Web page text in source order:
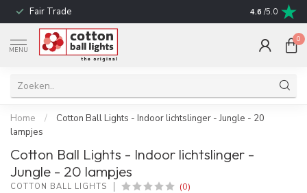
Fair Trade Snelle
4.6 /5.0
MENU
0
Home /
Cotton Ball Lights - Indoor lichtslinger - Jungle - 20
lampjes
Cotton Ball Lights - Indoor lichtslinger -
Jungle - 20 lampjes
COTTON BALL LIGHTS (0)